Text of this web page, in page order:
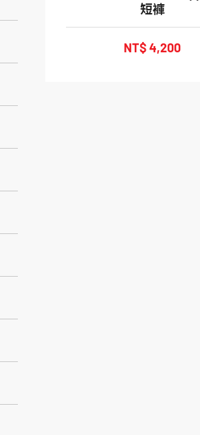
短褲
NT$ 4,200